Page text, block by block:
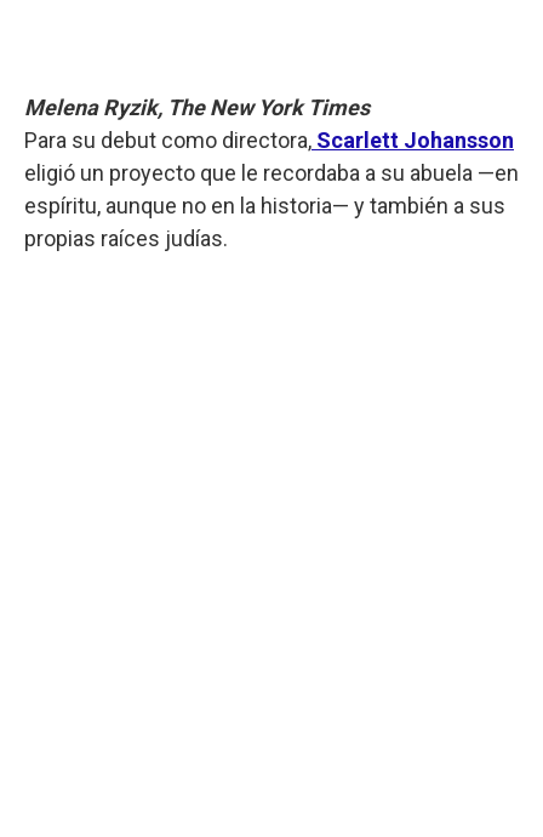
Melena Ryzik, The New York Times
Para su debut como directora, Scarlett Johansson
eligió un proyecto que le recordaba a su abuela —en
espíritu, aunque no en la historia— y también a sus
propias raíces judías.